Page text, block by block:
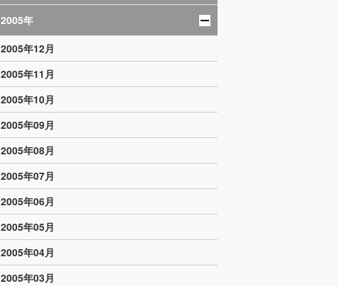
2005年
2005年12月
2005年11月
2005年10月
2005年09月
2005年08月
2005年07月
2005年06月
2005年05月
2005年04月
2005年03月